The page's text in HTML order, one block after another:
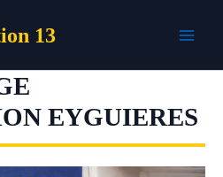
13
EYGUIERES